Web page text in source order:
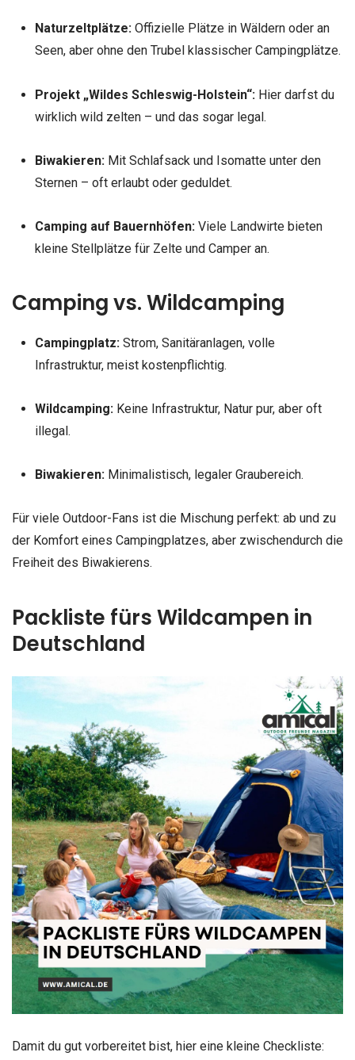
Naturzeltplätze:Offizielle Plätze in Wäldern oder an
Seen, aber ohne den Trubel klassischer Campingplätze.
Projekt „Wildes Schleswig-Holstein“:Hier darfst du
wirklich wild zelten – und das sogar legal.
Biwakieren:Mit Schlafsack und Isomatte unter den
Sternen – oft erlaubt oder geduldet.
Camping auf Bauernhöfen:Viele Landwirte bieten
kleine Stellplätze für Zelte und Camper an.
Camping vs. Wildcamping
Campingplatz:Strom, Sanitäranlagen, volle
Infrastruktur, meist kostenpflichtig.
Wildcamping:Keine Infrastruktur, Natur pur, aber oft
illegal.
Biwakieren:Minimalistisch, legaler Graubereich.
Für viele Outdoor-Fans ist die Mischung perfekt: ab und zu
der Komfort eines Campingplatzes, aber zwischendurch die
Freiheit des Biwakierens.
Packliste fürs Wildcampen in
Deutschland
Damit du gut vorbereitet bist, hier eine kleine Checkliste: